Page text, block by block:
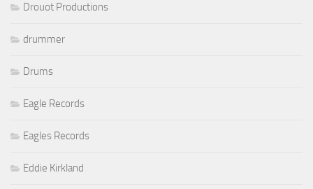
Drouot Productions
drummer
Drums
Eagle Records
Eagles Records
Eddie Kirkland